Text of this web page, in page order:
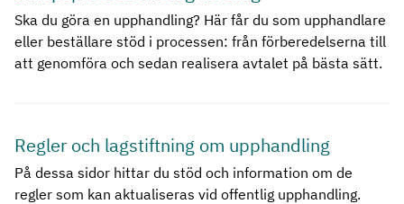
Ska du göra en upphandling? Här får du som upphandlare
eller beställare stöd i processen: från förberedelserna till
att genomföra och sedan realisera avtalet på bästa sätt.
Regler och lagstiftning om upphandling
På dessa sidor hittar du stöd och information om de
regler som kan aktualiseras vid offentlig upphandling.